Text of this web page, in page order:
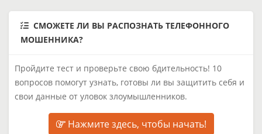
СМОЖЕТЕ ЛИ ВЫ РАСПОЗНАТЬ ТЕЛЕФОННОГО
МОШЕННИКА?
Пройдите тест и проверьте свою бдительность! 10
вопросов помогут узнать, готовы ли вы защитить себя и
свои данные от уловок злоумышленников.
Нажмите здесь, чтобы начать!